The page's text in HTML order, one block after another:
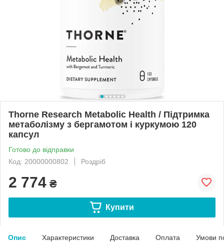
Thorne Research Metabolic Health / Підтримка
метаболізму з бергамотом і куркумою 120
капсул
Готово до відправки
Код: 20000000802
Роздріб
2 774 ₴
Купити
Опис Характеристики Доставка Оплата Умови